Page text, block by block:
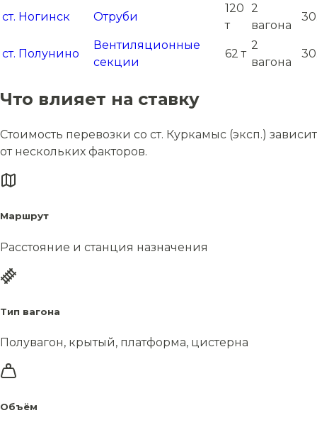
ст. Ногинск Отруби
120
т
2
вагона
ст. Полунино
Вентиляционные
секции
62 т
2
вагона
Что влияет на ставку
Стоимость перевозки со ст. Куркамыс (эксп.) зависит
от нескольких факторов.
Маршрут
Расстояние и станция назначения
Тип вагона
Полувагон, крытый, платформа, цистерна
Объём